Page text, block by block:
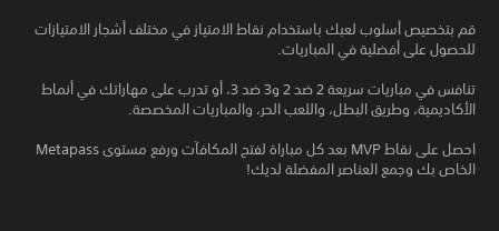
قم بتخصيص أسلوب لعبك باستخدام نقاط الامتياز في مختلف أشجار الامتيازات
للحصول على أفضلية في المباريات.
تنافس في مباريات سريعة 2 ضد 2 و3 ضد 3، أو تدرب على مهاراتك في أنماط
الأكاديمية، وطريق البطل، واللعب الحر، والمباريات المخصصة.
احصل على نقاط MVP بعد كل مباراة لفتح المكافآت ورفع مستوى Metapass
الخاص بك وجمع العناصر المفضلة لديك!